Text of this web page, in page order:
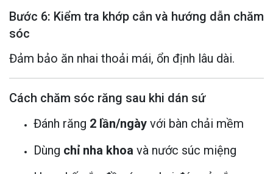
Bước 6: Kiểm tra khớp cắn và hướng dẫn chăm
sóc
Đảm bảo ăn nhai thoải mái, ổn định lâu dài.
Cách chăm sóc răng sau khi dán sứ
Đánh răng 2 lần/ngày với bàn chải mềm
Dùng chỉ nha khoa và nước súc miệng